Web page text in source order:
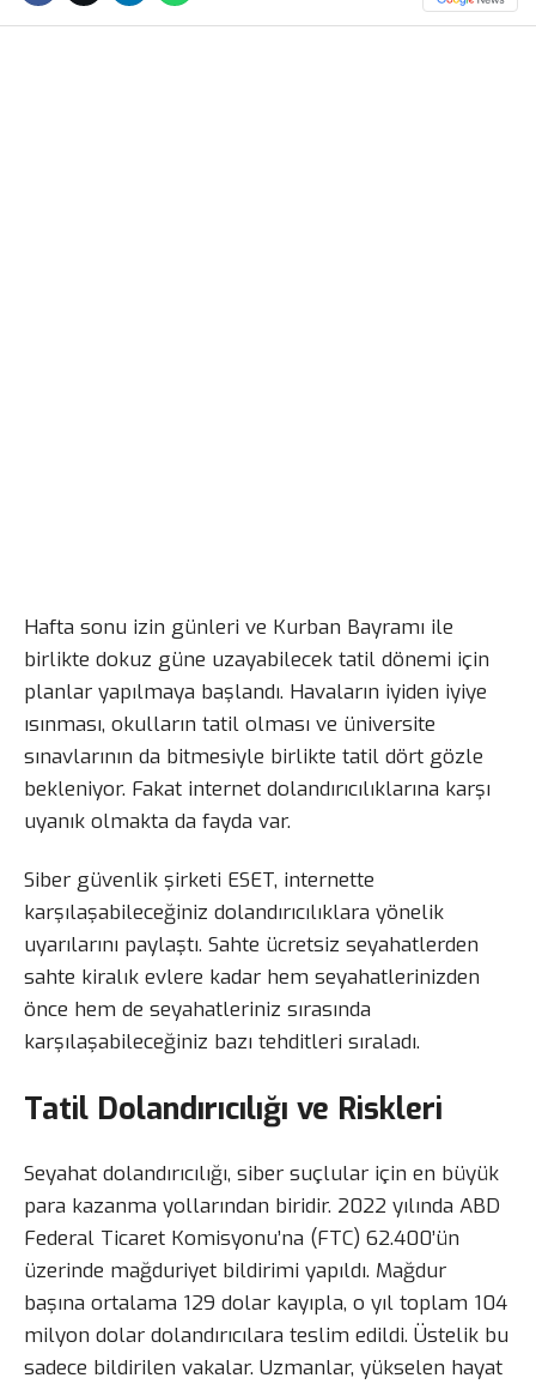
Hafta sonu izin günleri ve Kurban Bayramı ile
birlikte dokuz güne uzayabilecek tatil dönemi için
planlar yapılmaya başlandı. Havaların iyiden iyiye
ısınması, okulların tatil olması ve üniversite
sınavlarının da bitmesiyle birlikte tatil dört gözle
bekleniyor. Fakat internet dolandırıcılıklarına karşı
uyanık olmakta da fayda var.
Siber güvenlik şirketi ESET, internette
karşılaşabileceğiniz dolandırıcılıklara yönelik
uyarılarını paylaştı. Sahte ücretsiz seyahatlerden
sahte kiralık evlere kadar hem seyahatlerinizden
önce hem de seyahatleriniz sırasında
karşılaşabileceğiniz bazı tehditleri sıraladı.
Tatil Dolandırıcılığı ve Riskleri
Seyahat dolandırıcılığı, siber suçlular için en büyük
para kazanma yollarından biridir. 2022 yılında ABD
Federal Ticaret Komisyonu’na (FTC) 62.400’ün
üzerinde mağduriyet bildirimi yapıldı. Mağdur
başına ortalama 129 dolar kayıpla, o yıl toplam 104
milyon dolar dolandırıcılara teslim edildi. Üstelik bu
sadece bildirilen vakalar. Uzmanlar, yükselen hayat